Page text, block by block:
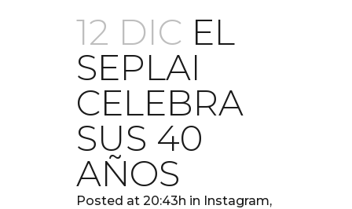
12 DIC EL
SEPLAI
CELEBRA
SUS 40
AÑOS
Posted at 20:43h in Instagram,